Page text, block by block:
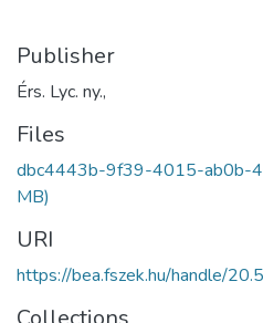
Publisher
Érs. Lyc. ny.,
Files
dbc4443b-9f39-4015-ab0b-
MB)
URI
https://bea.fszek.hu/handle/